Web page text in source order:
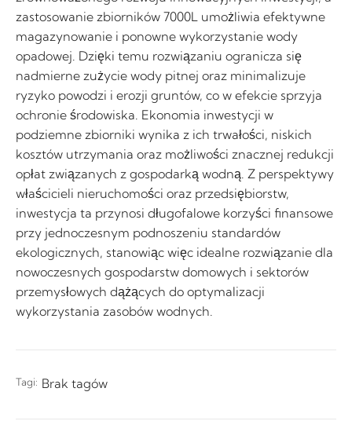
zastosowanie zbiorników 7000L umożliwia efektywne
magazynowanie i ponowne wykorzystanie wody
opadowej. Dzięki temu rozwiązaniu ogranicza się
nadmierne zużycie wody pitnej oraz minimalizuje
ryzyko powodzi i erozji gruntów, co w efekcie sprzyja
ochronie środowiska. Ekonomia inwestycji w
podziemne zbiorniki wynika z ich trwałości, niskich
kosztów utrzymania oraz możliwości znacznej redukcji
opłat związanych z gospodarką wodną. Z perspektywy
właścicieli nieruchomości oraz przedsiębiorstw,
inwestycja ta przynosi długofalowe korzyści finansowe
przy jednoczesnym podnoszeniu standardów
ekologicznych, stanowiąc więc idealne rozwiązanie dla
nowoczesnych gospodarstw domowych i sektorów
przemysłowych dążących do optymalizacji
wykorzystania zasobów wodnych.
Tagi: Brak tagów